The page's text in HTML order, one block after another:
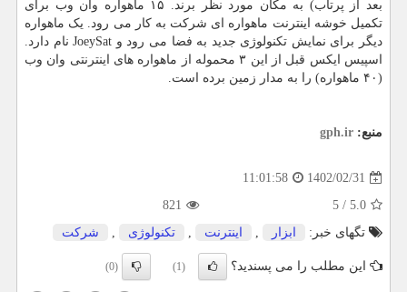
بعد از پرتاب) به مکان مورد نظر برند. ۱۵ ماهواره وان وب برای
تکمیل خوشه اینترنت ماهواره ای شرکت به کار می رود. یک ماهواره
دیگر برای نمایش تکنولوژی جدید به فضا می رود و JoeySat نام دارد.
اسپیس ایکس قبل از این ۳ محموله از ماهواره های اینترنتی وان وب
(۴۰ ماهواره) را به مدار زمین برده است.
منبع: gph.ir
1402/02/31
11:01:58
5.0
/
5
821
تگهای خبر:
ابزار , اینترنت , تكنولوژی , شركت
این مطلب را می پسندید؟ (1)
(0)